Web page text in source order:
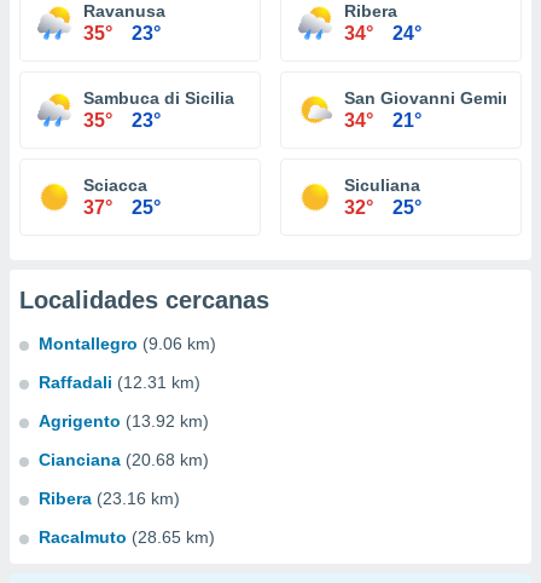
Ravanusa
35° 23°
Ribera
34° 24°
Sambuca di Sicilia
35° 23°
San Giovanni Gemini
34° 21°
Sciacca
37° 25°
Siculiana
32° 25°
Localidades cercanas
Montallegro (9.06 km)
Raffadali (12.31 km)
Agrigento (13.92 km)
Cianciana (20.68 km)
Ribera (23.16 km)
Racalmuto (28.65 km)